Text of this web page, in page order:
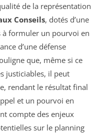
de la représentation
Conseils, dotés d’une
à formuler un pourvoi en
d’une défense
que, même si ce
justiciables, il peut
rendant le résultat final
et un pourvoi en
compte des enjeux
sur le planning